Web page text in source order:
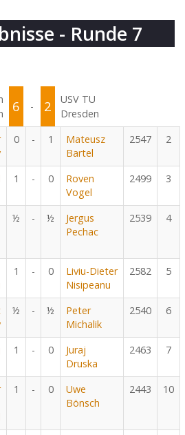
- Runde 7
6 - 2
USV TU
Dresden
0 - 1
Mateusz
Bartel
2547 2
1 - 0
Roven
Vogel
2499 3
½ - ½
Jergus
Pechac
2539 4
1 - 0
Liviu-Dieter
Nisipeanu
2582 5
½ - ½
Peter
Michalik
2540 6
1 - 0
Juraj
Druska
2463 7
1 - 0
Uwe
Bönsch
2443 10